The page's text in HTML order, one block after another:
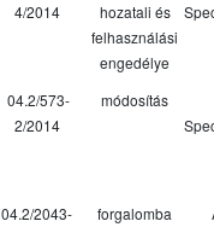
4/2014
hozatali és
felhasználási
engedélye
04.2/573-
2/2014
módosítás
04.2/2043-
forgalomba